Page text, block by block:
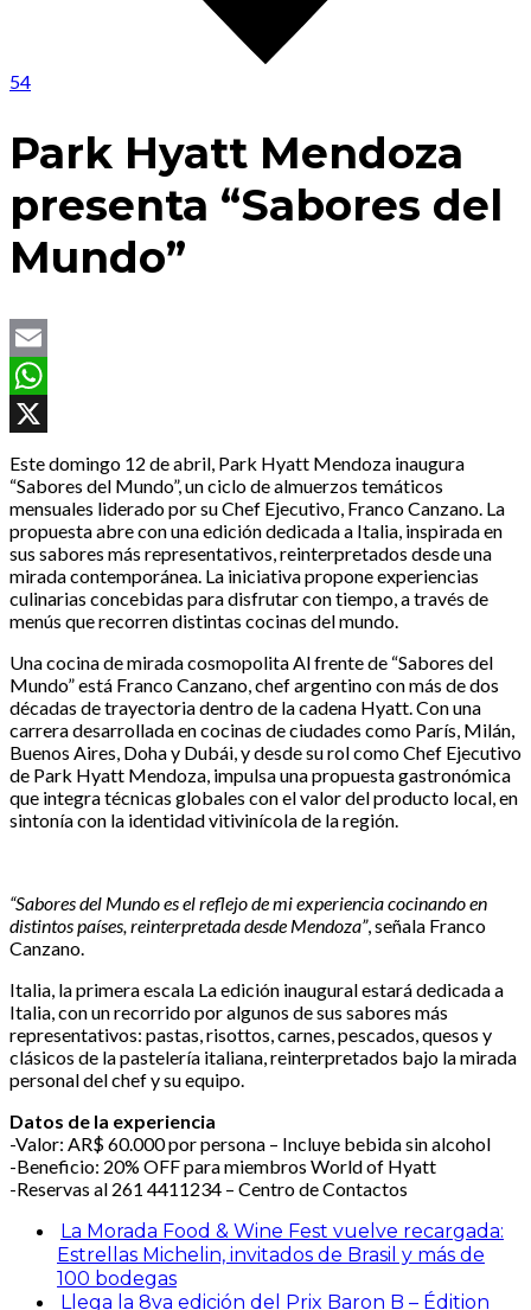
54
Park Hyatt Mendoza
presenta “Sabores del
Mundo”
Email
WhatsApp
Este domingo 12 de abril, Park Hyatt Mendoza inaugura
“Sabores del Mundo”, un ciclo de almuerzos temáticos
mensuales liderado por su Chef Ejecutivo, Franco Canzano. La
propuesta abre con una edición dedicada a Italia, inspirada en
sus sabores más representativos, reinterpretados desde una
mirada contemporánea. La iniciativa propone experiencias
culinarias concebidas para disfrutar con tiempo, a través de
menús que recorren distintas cocinas del mundo.
Una cocina de mirada cosmopolita Al frente de “Sabores del
Mundo” está Franco Canzano, chef argentino con más de dos
décadas de trayectoria dentro de la cadena Hyatt. Con una
carrera desarrollada en cocinas de ciudades como París, Milán,
Buenos Aires, Doha y Dubái, y desde su rol como Chef Ejecutivo
de Park Hyatt Mendoza, impulsa una propuesta gastronómica
que integra técnicas globales con el valor del producto local, en
sintonía con la identidad vitivinícola de la región.
“Sabores del Mundo es el reflejo de mi experiencia cocinando en
distintos países, reinterpretada desde Mendoza”, señala Franco
Canzano.
Italia, la primera escala La edición inaugural estará dedicada a
Italia, con un recorrido por algunos de sus sabores más
representativos: pastas, risottos, carnes, pescados, quesos y
clásicos de la pastelería italiana, reinterpretados bajo la mirada
personal del chef y su equipo.
Datos de la experiencia
-Valor: AR$ 60.000 por persona – Incluye bebida sin alcohol
-Beneficio: 20% OFF para miembros World of Hyatt
-Reservas al 261 4411234 – Centro de Contactos
La Morada Food & Wine Fest vuelve recargada:
Estrellas Michelin, invitados de Brasil y más de
100 bodegas
Llega la 8va edición del Prix Baron B – Édition